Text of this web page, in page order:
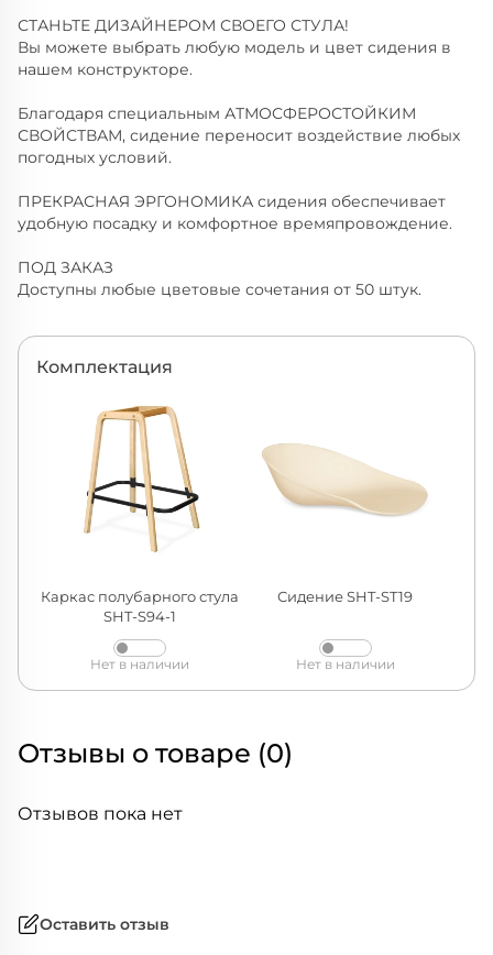
СТАНЬТЕ ДИЗАЙНЕРОМ СВОЕГО СТУЛА!
Вы можете выбрать любую модель и цвет сидения в
нашем конструкторе.
Благодаря специальным АТМОСФЕРОСТОЙКИМ
СВОЙСТВАМ, сидение переносит воздействие любых
погодных условий.
ПРЕКРАСНАЯ ЭРГОНОМИКА сидения обеспечивает
удобную посадку и комфортное времяпровождение.
ПОД ЗАКАЗ
Доступны любые цветовые сочетания от 50 штук.
Комплектация
Каркас полубарного стула
SHT-S94-1
Нет в наличии
Сидение SHT-ST19
Нет в наличии
Отзывы о товаре (0)
Отзывов пока нет
Оставить отзыв